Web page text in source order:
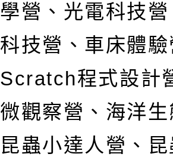
學營、光電科技
科技營、車床體
Scratch程式設計
微觀察營、海洋
昆蟲小達人營、